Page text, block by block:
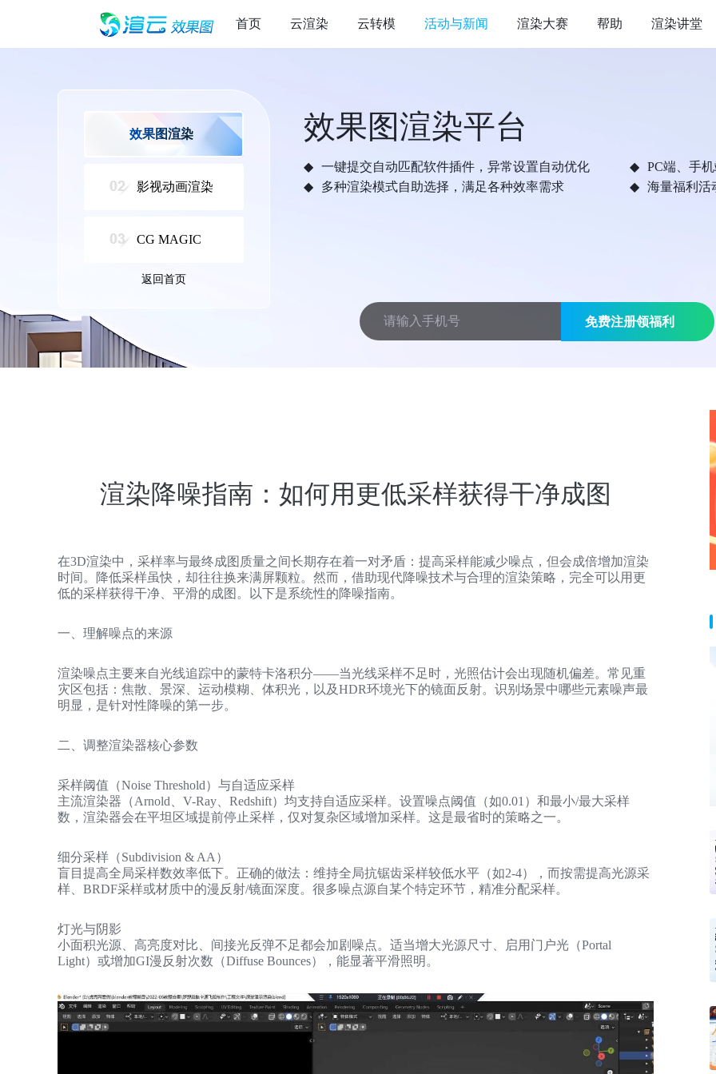
首页 云渲染 云转模 活动与新闻 渲染大赛 帮助 渲染讲堂
效果图渲染
影视动画渲染
CG MAGIC
返回首页
效果图渲染平台
一键提交自动匹配软件插件，异常设置自动优化
PC端、手
多种渲染模式自助选择，满足各种效率需求
海量福利活
免费注册领福利
渲染降噪指南：如何用更低采样获得干净成图
在3D渲染中，采样率与最终成图质量之间长期存在着一对矛盾：提高采样能减少噪点，但会成倍增加渲染
时间。降低采样虽快，却往往换来满屏颗粒。然而，借助现代降噪技术与合理的渲染策略，完全可以用更
低的采样获得干净、平滑的成图。以下是系统性的降噪指南。
一、理解噪点的来源
渲染噪点主要来自光线追踪中的蒙特卡洛积分——当光线采样不足时，光照估计会出现随机偏差。常见重
灾区包括：焦散、景深、运动模糊、体积光，以及HDR环境光下的镜面反射。识别场景中哪些元素噪声最
明显，是针对性降噪的第一步。
二、调整渲染器核心参数
采样阈值（Noise Threshold）与自适应采样
主流渲染器（Arnold、V-Ray、Redshift）均支持自适应采样。设置噪点阈值（如0.01）和最小/最大采样
数，渲染器会在平坦区域提前停止采样，仅对复杂区域增加采样。这是最省时的策略之一。
细分采样（Subdivision & AA）
盲目提高全局采样数效率低下。正确的做法：维持全局抗锯齿采样较低水平（如2-4），而按需提高光源采
样、BRDF采样或材质中的漫反射/镜面深度。很多噪点源自某个特定环节，精准分配采样。
灯光与阴影
小面积光源、高亮度对比、间接光反弹不足都会加剧噪点。适当增大光源尺寸、启用门户光（Portal
Light）或增加GI漫反射次数（Diffuse Bounces），能显著平滑照明。